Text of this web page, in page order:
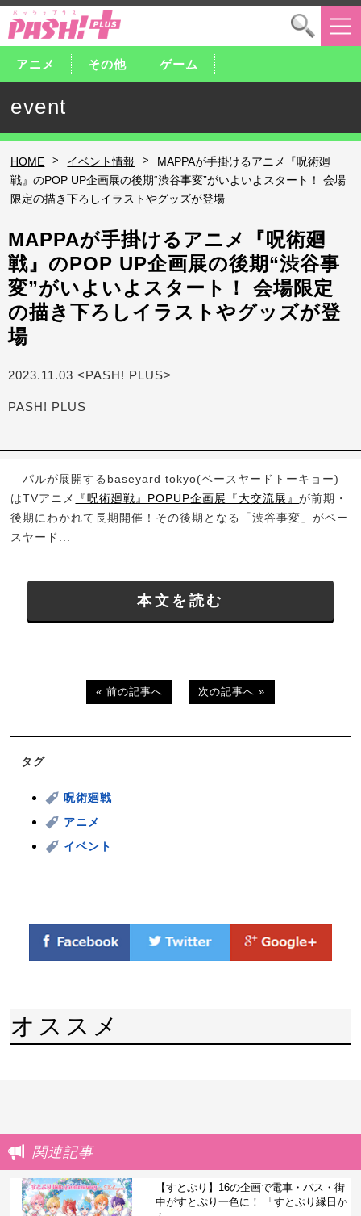
アニメ その他 ゲーム
event
HOME > イベント情報 >
MAPPAが手掛けるアニメ『呪術廻
戦』のPOP UP企画展の後期“渋谷事変”がいよいよスタート！ 会場
限定の描き下ろしイラストやグッズが登場
MAPPAが手掛けるアニメ『呪術廻
戦』のPOP UP企画展の後期“渋谷事
変”がいよいよスタート！ 会場限定
の描き下ろしイラストやグッズが登
場
2023.11.03 <PASH! PLUS>
PASH! PLUS
パルが展開するbaseyard tokyo(ベースヤードトーキョー)
はTVアニメ
『呪術廻戦』POPUP企画展『大交流展』が前期・
後期にわかれて長期開催！その後期となる「渋谷事変」がベー
スヤード...
本文を読む
« 前の記事へ 次の記事へ »
タグ
呪術廻戦
アニメ
イベント
オススメ
関連記事
【すとぷり】16の企画で電車・バス・街
中がすとぷり一色に！ 「すとぷり縁日か